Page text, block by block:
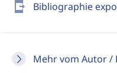
send_to_mobile Bibliographie
Mehr vom Autor /